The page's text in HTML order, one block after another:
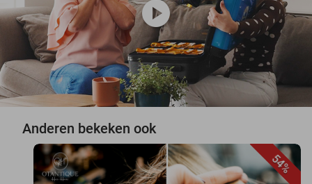
play_circle
Anderen bekeken ook
54%